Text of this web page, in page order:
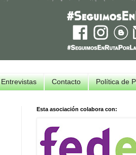
Entrevistas Contacto Política de
Esta asociación colabora con: